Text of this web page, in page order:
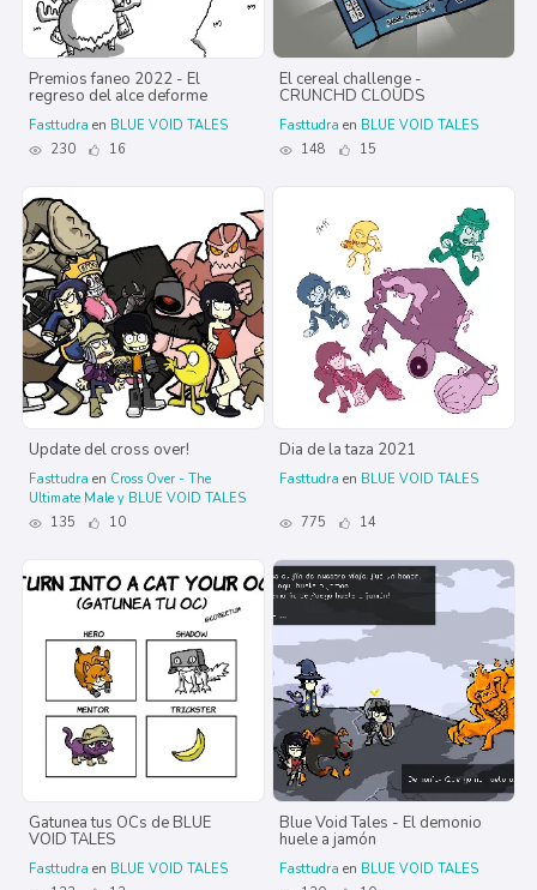
Premios faneo 2022 - El
regreso del alce deforme
Fasttudra en BLUE VOID TALES
230
16
El cereal challenge -
CRUNCHD CLOUDS
Fasttudra en BLUE VOID TALES
148
15
Update del cross over!
Fasttudra en Cross Over - The
Ultimate Male y BLUE VOID TALES
135
10
Dia de la taza 2021
Fasttudra en BLUE VOID TALES
775 14
Gatunea tus OCs de BLUE
VOID TALES
Fasttudra en BLUE VOID TALES
Blue Void Tales - El demonio
huele a jamón
Fasttudra en BLUE VOID TALES